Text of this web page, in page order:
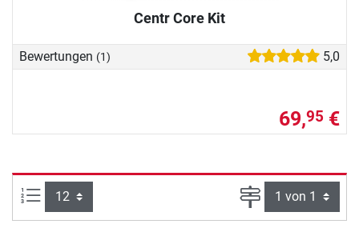
Centr Core Kit
Bewertungen (1) 5,0
69,95 €
Artikel pro Seite: Seite